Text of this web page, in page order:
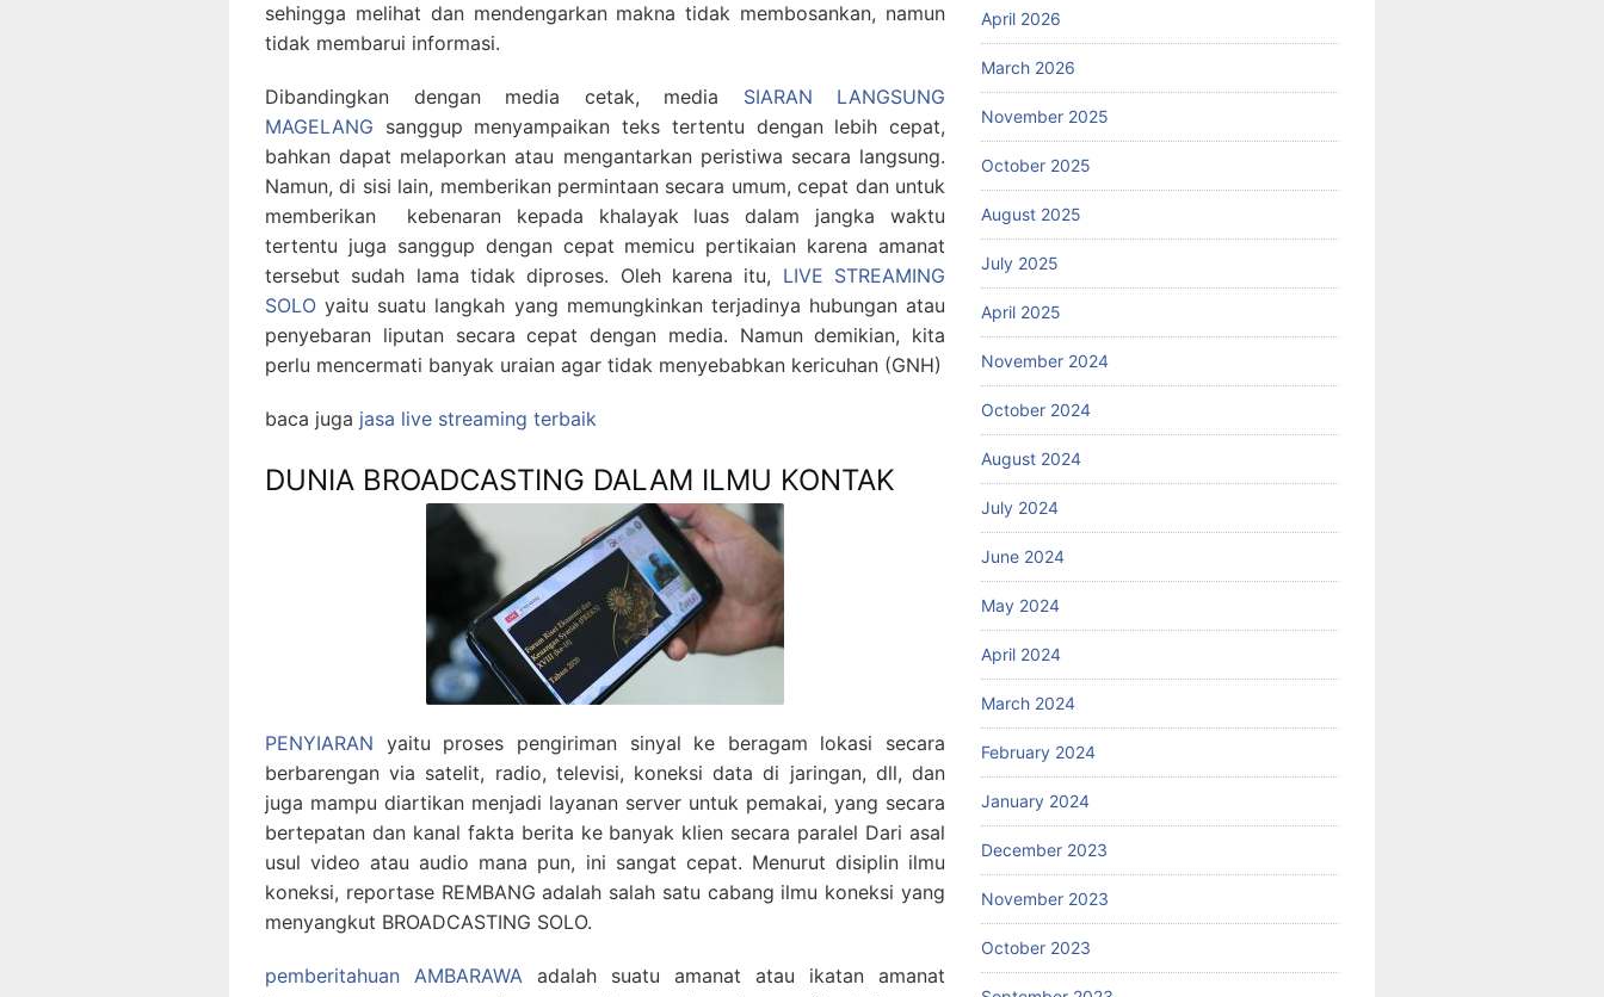
sehingga melihat dan mendengarkan makna tidak membosankan, namun
tidak membarui informasi.
Dibandingkan dengan media cetak, media SIARAN LANGSUNG
MAGELANG sanggup menyampaikan teks tertentu dengan lebih cepat,
bahkan dapat melaporkan atau mengantarkan peristiwa secara langsung.
Namun, di sisi lain, memberikan permintaan secara umum, cepat dan untuk
memberikan kebenaran kepada khalayak luas dalam jangka waktu
tertentu juga sanggup dengan cepat memicu pertikaian karena amanat
tersebut sudah lama tidak diproses. Oleh karena itu, LIVE STREAMING
SOLO yaitu suatu langkah yang memungkinkan terjadinya hubungan atau
penyebaran liputan secara cepat dengan media. Namun demikian, kita
perlu mencermati banyak uraian agar tidak menyebabkan kericuhan (GNH)
baca juga jasa live streaming terbaik
DUNIA BROADCASTING DALAM ILMU KONTAK
PENYIARAN yaitu proses pengiriman sinyal ke beragam lokasi secara
berbarengan via satelit, radio, televisi, koneksi data di jaringan, dll, dan
juga mampu diartikan menjadi layanan server untuk pemakai, yang secara
bertepatan dan kanal fakta berita ke banyak klien secara paralel Dari asal
usul video atau audio mana pun, ini sangat cepat. Menurut disiplin ilmu
koneksi, reportase REMBANG adalah salah satu cabang ilmu koneksi yang
menyangkut BROADCASTING SOLO.
pemberitahuan AMBARAWA adalah suatu amanat atau ikatan amanat
April 2026
March 2026
November 2025
October 2025
August 2025
July 2025
April 2025
November 2024
October 2024
August 2024
July 2024
June 2024
May 2024
April 2024
March 2024
February 2024
January 2024
December 2023
November 2023
October 2023